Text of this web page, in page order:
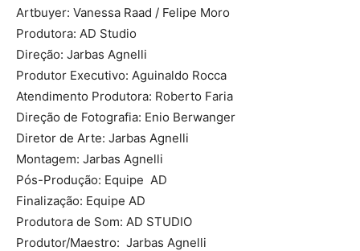
Artbuyer: Vanessa Raad / Felipe Moro
Produtora: AD Studio
Direção: Jarbas Agnelli
Produtor Executivo: Aguinaldo Rocca
Atendimento Produtora: Roberto Faria
Direção de Fotografia: Enio Berwanger
Diretor de Arte: Jarbas Agnelli
Montagem: Jarbas Agnelli
Pós-Produção: Equipe AD
Finalização: Equipe AD
Produtora de Som: AD STUDIO
Produtor/Maestro: Jarbas Agnelli